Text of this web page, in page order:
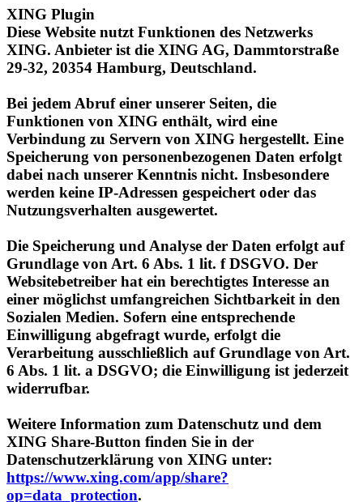
XING. Anbieter ist die XING AG, Dammtorstraße
29-32, 20354 Hamburg, Deutschland.
Bei jedem Abruf einer unserer Seiten, die
Verbindung zu Servern von XING hergestellt. Eine
Speicherung von personenbezogenen Daten erfolgt
dabei nach unserer Kenntnis nicht. Insbesondere
werden keine IP-Adressen gespeichert oder das
Nutzungsverhalten ausgewertet.
Die Speicherung und Analyse der Daten erfolgt auf
Websitebetreiber hat ein berechtigtes Interesse an
einer möglichst umfangreichen Sichtbarkeit in den
Sozialen Medien. Sofern eine entsprechende
Einwilligung abgefragt wurde, erfolgt die
Verarbeitung ausschließlich auf Grundlage von Art.
6 Abs. 1 lit. a DSGVO; die Einwilligung ist jederzeit
widerrufbar.
Weitere Information zum Datenschutz und dem
Datenschutzerklärung von XING unter:
https://www.xing.com/app/share?
op=data_protection.
Pinterest Plugin